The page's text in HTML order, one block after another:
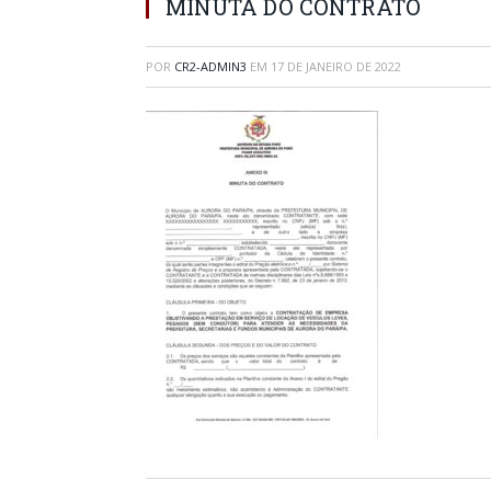
MINUTA DO CONTRATO
POR CR2-ADMIN3 EM 17 DE JANEIRO DE 2022